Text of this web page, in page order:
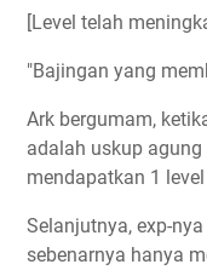
[Level telah
"Bajingan yang
Ark bergumam,
adalah uskup
mendapatkan 1
Selanjutnya, exp-
sebenarnya hanya